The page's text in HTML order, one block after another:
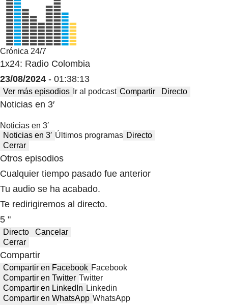
Crónica 24/7
1x24: Radio Colombia
23/08/2024 - 01:38:13
Ver más episodios Ir al podcast Compartir Directo
Noticias en 3′
Noticias en 3′
Noticias en 3′ Últimos programas Directo
Cerrar
Otros episodios
Cualquier tiempo pasado fue anterior
Tu audio se ha acabado.
Te redirigiremos al directo.
5 "
Directo
Cancelar
Cerrar
Compartir
Compartir en Facebook Facebook
Compartir en Twitter Twitter
Compartir en LinkedIn Linkedin
Compartir en WhatsApp WhatsApp